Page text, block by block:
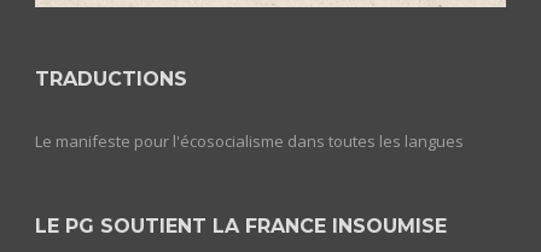
TRADUCTIONS
Le manifeste pour l'écosocialisme dans toutes les langues
LE PG SOUTIENT LA FRANCE INSOUMISE